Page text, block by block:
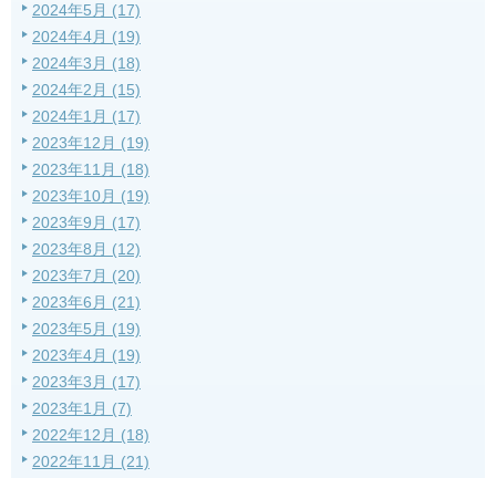
2024年5月 (17)
2024年4月 (19)
2024年3月 (18)
2024年2月 (15)
2024年1月 (17)
2023年12月 (19)
2023年11月 (18)
2023年10月 (19)
2023年9月 (17)
2023年8月 (12)
2023年7月 (20)
2023年6月 (21)
2023年5月 (19)
2023年4月 (19)
2023年3月 (17)
2023年1月 (7)
2022年12月 (18)
2022年11月 (21)